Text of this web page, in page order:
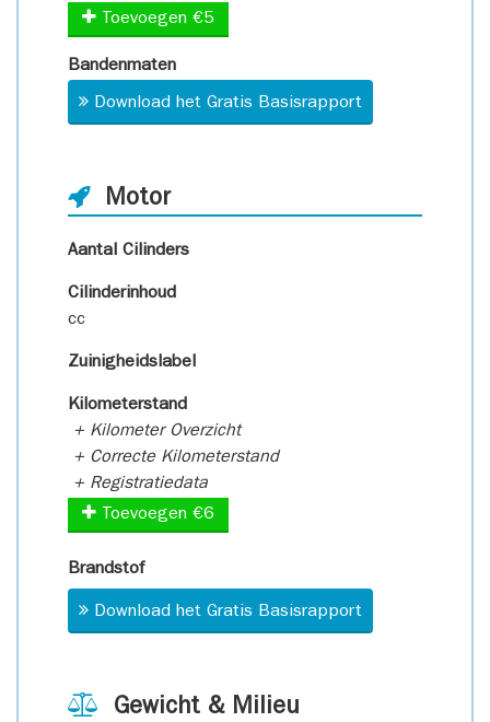
Toevoegen €5
Bandenmaten
Download het Gratis Basisrapport
Motor
Aantal Cilinders
Cilinderinhoud
cc
Zuinigheidslabel
Kilometerstand
+ Kilometer Overzicht
+ Correcte Kilometerstand
+ Registratiedata
Toevoegen €6
Brandstof
Download het Gratis Basisrapport
Gewicht & Milieu